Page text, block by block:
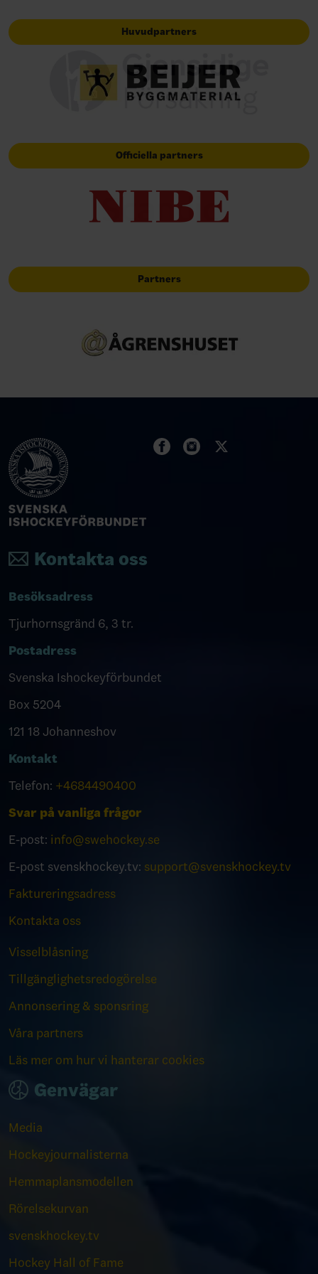
Huvudpartners
Officiella partners
Partners
Kontakta oss
Besöksadress
Tjurhornsgränd 6, 3 tr.
Postadress
Svenska Ishockeyförbundet
Box 5204
121 18 Johanneshov
Kontakt
Telefon: +4684490400
Svar på vanliga frågor
E-post: info@swehockey.se
E-post svenskhockey.tv: support@svenskhockey.tv
Faktureringsadress
Kontakta oss
Visselblåsning
Tillgänglighetsredogörelse
Annonsering & sponsring
Våra partners
Läs mer om hur vi hanterar cookies
Genvägar
Media
Hockeyjournalisterna
Hemmaplansmodellen
Rörelsekurvan
svenskhockey.tv
Hockey Hall of Fame